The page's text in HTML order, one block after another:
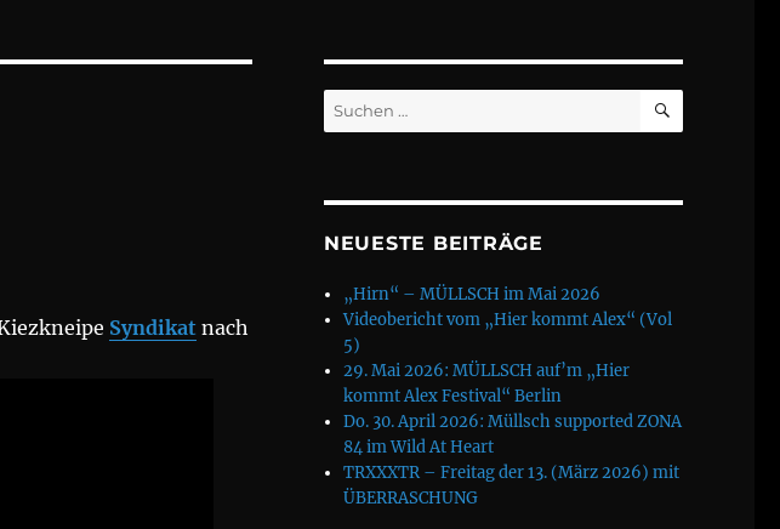
Syndikatnach
Suchen
nach:
SUCHEN
NEUESTE BEITRÄGE
„Hirn“ – MÜLLSCH im Mai 2026
Videobericht vom „Hier kommt Alex“ (Vol
5)
29. Mai 2026: MÜLLSCH auf’m „Hier
kommt Alex Festival“ Berlin
Do. 30. April 2026: Müllsch supported ZONA
84 im Wild At Heart
TRXXXTR – Freitag der 13. (März 2026) mit
ÜBERRASCHUNG